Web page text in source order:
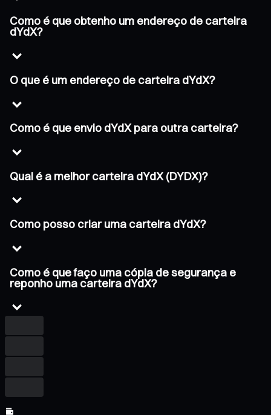
Como é que obtenho um endereço de carteira
dYdX?
O que é um endereço de carteira dYdX?
Como é que envio dYdX para outra carteira?
Qual é a melhor carteira dYdX (DYDX)?
Como posso criar uma carteira dYdX?
Como é que faço uma cópia de segurança e
reponho uma carteira dYdX?